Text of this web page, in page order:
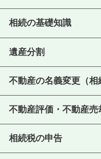
相続の基礎知識
遺産分割
不動産の名義変更（相
不動産評価・不動産売
相続税の申告